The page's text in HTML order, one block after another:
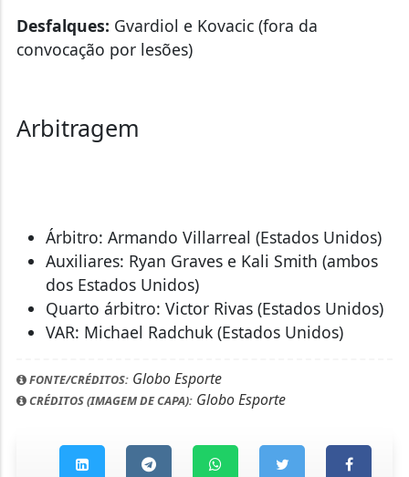
Desfalques: Gvardiol e Kovacic (fora da
convocação por lesões)
Arbitragem
Árbitro: Armando Villarreal (Estados Unidos)
Auxiliares: Ryan Graves e Kali Smith (ambos
dos Estados Unidos)
Quarto árbitro: Victor Rivas (Estados Unidos)
VAR: Michael Radchuk (Estados Unidos)
FONTE/CRÉDITOS:Globo Esporte
CRÉDITOS (IMAGEM DE CAPA):Globo Esporte